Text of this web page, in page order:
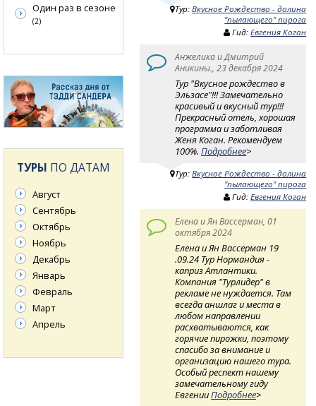
Тур:Вкусное Рождество - долина
"пылающего" пирога
Гид:Евгения Коган
Анжелика и Дмитрий
Аникины., 23 декабря 2024
Тур "Вкусное рождество в
Эльзасе"!!! Замечательно
красивый и вкусный тур!!!
Прекрасный отель, хорошая
программа и заботливая
Женя Коган. Рекомендуем
100%.Подробнее>
Тур:Вкусное Рождество - долина
"пылающего" пирога
Гид:Евгения Коган
Елена и Ян Вассерман, 01
октября 2024
Елена и Ян Вассерман 19
.09.24 Тур Нормандия -
каприз Атлантики.
Компания "Турлидер" в
рекламе не нуждается. Там
всегда аншлаг и места в
любом направлении
расхватываются, как
горячие пирожки, поэтому
спасибо за внимание и
организацию нашего тура.
Особый респект нашему
замечательному гиду
ЕвгенииПодробнее>
Один раз в сезоне
(2)
ТУРЫ ПО ДАТАМ
Август
Сентябрь
Октябрь
Ноябрь
Декабрь
Январь
Февраль
Март
Апрель